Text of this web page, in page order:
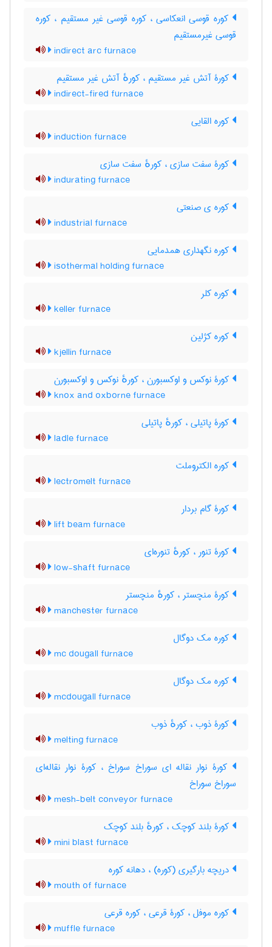
کوره قوسی انعکاسی ، کوره قوسی غیر مستقیم ، کوره
قوسی غیرمستقیم
indirect arc furnace
کورۀ آتش غیر مستقیم ، کورهٔ آتش غیر مستقیم
indirect-fired furnace
کوره القایی
induction furnace
کورۀ سفت سازی ، کورهٔ سفت سازی
indurating furnace
کوره ی صنعتی
industrial furnace
کوره نگهداری همدمایی
isothermal holding furnace
کوره کلر
keller furnace
کوره کژلین
kjellin furnace
کورۀ نوکس و اوکسبورن ، کورهٔ نوکس و اوکسبورن
knox and oxborne furnace
کورۀ پاتیلی ، کورهٔ پاتیلی
ladle furnace
کوره الکتروملت
lectromelt furnace
کورۀ گام بردار
lift beam furnace
کورۀ تنور ، کورهٔ تنوره‌ای
low-shaft furnace
کورۀ منچستر ، کورهٔ منچستر
manchester furnace
کوره مک دوگال
mc dougall furnace
کوره مک دوگال
mcdougall furnace
کورۀ ذوب ، کورهٔ ذوب
melting furnace
کورۀ نوار نقاله ای سوراخ سوراخ ، کورۀ نوار نقاله‌ای
سوراخ سوراخ
mesh-belt conveyor furnace
کورۀ بلند کوچک ، کورهٔ بلند کوچک
mini blast furnace
دریچه بارگیری (کوره) ، دهانه کوره
mouth of furnace
کوره موفل ، کورۀ قرعی ، کوره قرعی
muffle furnace